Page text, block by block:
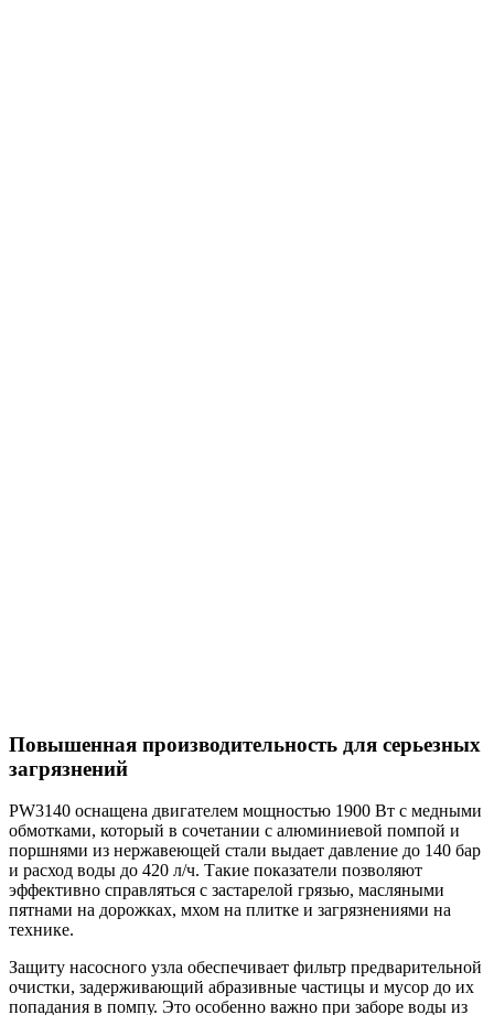
Повышенная производительность для серьезных
загрязнений
PW3140 оснащена двигателем мощностью 1900 Вт с медными
обмотками, который в сочетании с алюминиевой помпой и
поршнями из нержавеющей стали выдает давление до 140 бар
и расход воды до 420 л/ч. Такие показатели позволяют
эффективно справляться с застарелой грязью, масляными
пятнами на дорожках, мхом на плитке и загрязнениями на
технике.
Защиту насосного узла обеспечивает фильтр предварительной
очистки, задерживающий абразивные частицы и мусор до их
попадания в помпу. Это особенно важно при заборе воды из